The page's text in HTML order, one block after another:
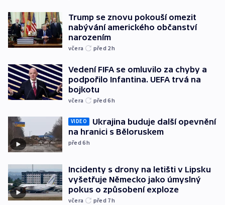
Trump se znovu pokouší omezit
nabývání amerického občanství
narozením
včera před 2h
Vedení FIFA se omluvilo za chyby a
podpořilo Infantina. UEFA trvá na
bojkotu
včera před 6h
VIDEO
Ukrajina buduje další opevnění
na hranici s Běloruskem
před 6h
Incidenty s drony na letišti v Lipsku
vyšetřuje Německo jako úmyslný
pokus o způsobení exploze
včera před 7h